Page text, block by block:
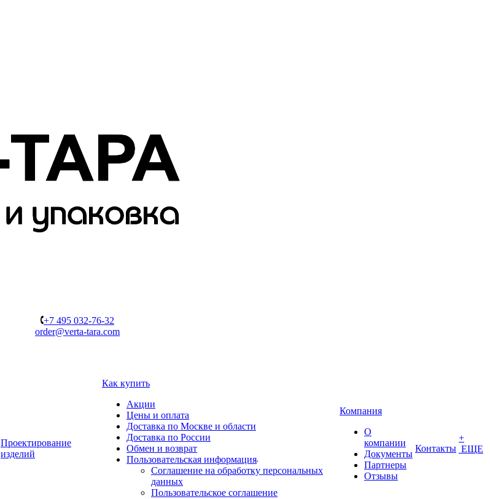
+7 495 032-76-32
order@verta-tara.com
Проектирование
изделий
Как купить
Акции
Цены и оплата
Доставка по Москве и области
Доставка по России
Обмен и возврат
Пользовательская информация
Соглашение на обработку персональных
данных
Пользовательское соглашение
Компания
О
компании
Документы
Партнеры
Отзывы
Контакты
+
ЕЩЕ